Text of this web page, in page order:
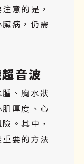
意的是，
病，仍需
音波
、胸水狀
厚度、心
。其中，
要的方法